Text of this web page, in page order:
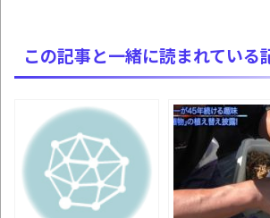
別にどこの誰が一日何時間
うでもいいじゃないですか
8月26日にリメイク完結編
ョン」の新映像が公開！欧州
にて
凡庸な悪
この記事と一緒に読まれている